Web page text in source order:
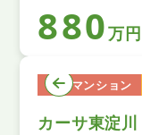
880万円
中古マンション
カーサ東淀